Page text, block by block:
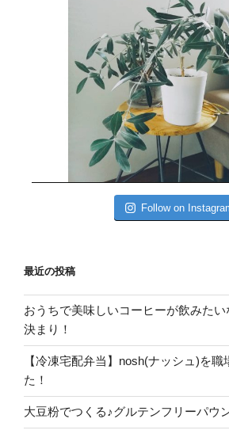
Follow on
最近の投稿
おうちで美味しいコーヒーが飲みた
決まり！
【冷凍宅配弁当】nosh(ナッシュ)を
た！
大豆粉でつくる♪グルテンフリーパウ